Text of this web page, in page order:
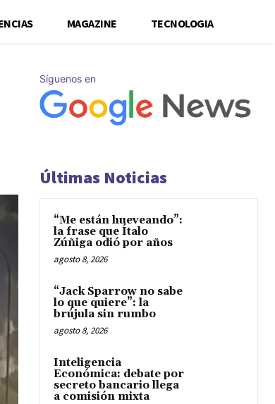
MAGAZINE TECNOLOGIA
Síguenos en
Últimas Noticias
“Me están hueveando”:
la frase que Ítalo
Zúñiga odió por años
agosto 8, 2026
“Jack Sparrow no sabe
lo que quiere”: la
brújula sin rumbo
agosto 8, 2026
Inteligencia
Económica: debate por
secreto bancario llega
a comisión mixta